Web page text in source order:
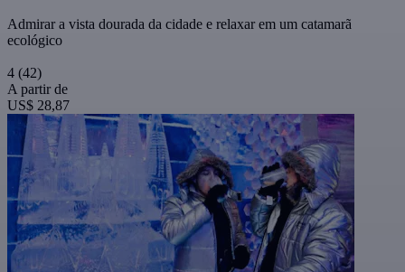
Admirar a vista dourada da cidade e relaxar em um catamarã
ecológico
4 (42)
A partir de
US$ 28,87